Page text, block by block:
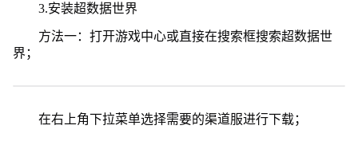
3.安装超数据世界
方法一：打开游戏中心或直接在搜索框搜索超数据世
界；
在右上角下拉菜单选择需要的渠道服进行下载；